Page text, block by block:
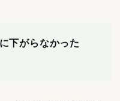
下がらなかった